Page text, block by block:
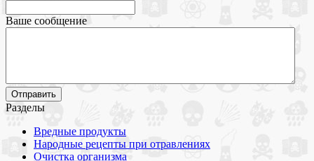
Ваше сообщение
Разделы
Вредные продукты
Народные рецепты при отравлениях
Очистка организма